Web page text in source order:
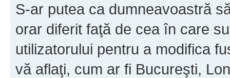
S-ar putea ca dumneavoastră
orar diferit faţă de cea în care
utilizatorului pentru a modifica
vă aflaţi, cum ar fi Bucureşti,